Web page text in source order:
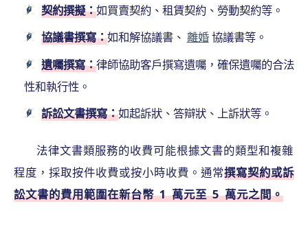
契約撰擬：如買賣契約、租賃契約、勞動契約等。
協議書撰寫：如和解協議書、 離婚協議書等。
遺囑撰寫：律師協助客戶撰寫遺囑，確保遺囑的合法
性和執行性。
訴訟文書撰寫：如起訴狀、答辯狀、上訴狀等。
法律文書類服務的收費可能根據文書的類型和複雜
程度，採取按件收費或按小時收費。通常撰寫契約或訴
訟文書的費用範圍在新台幣 1 萬元至 5 萬元之間。